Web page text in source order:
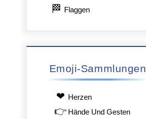
🏁 Flaggen
Emoji-Sammlungen
❤ Herzen
👉 Hände Und Gesten